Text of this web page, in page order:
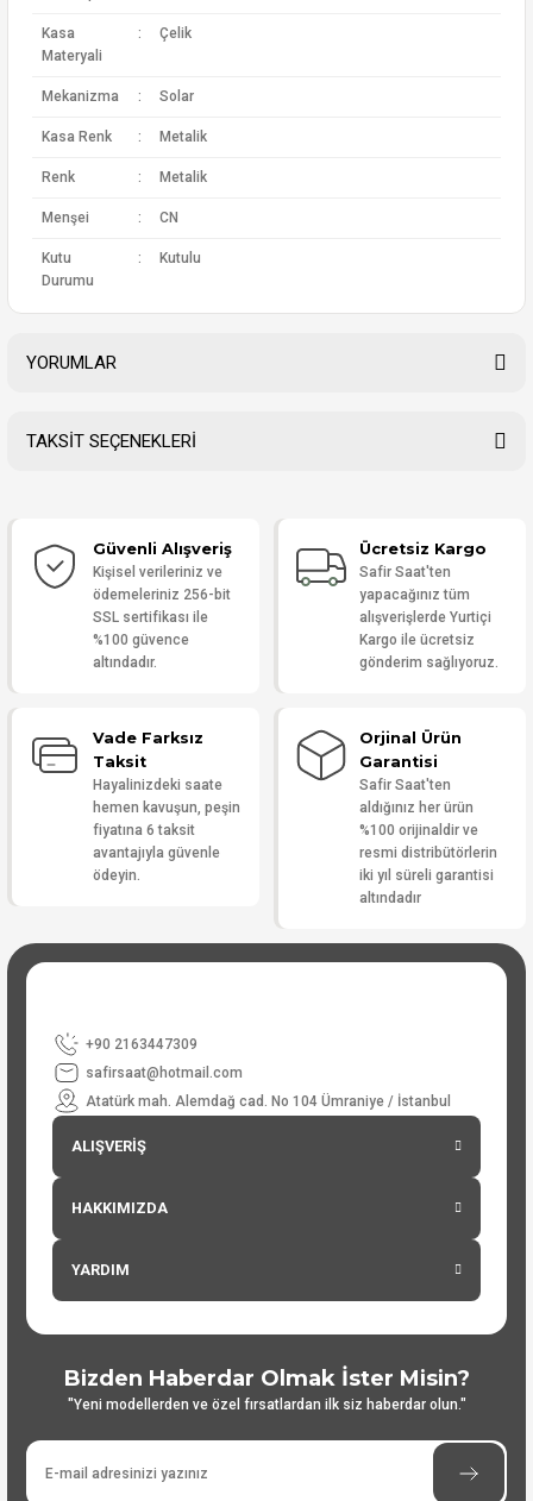
Kasa
Materyali
: Çelik
Mekanizma : Solar
Kasa Renk : Metalik
Renk : Metalik
Menşei : CN
Kutu
Durumu
: Kutulu
YORUMLAR
Yorum Yaz
TAKSİT SEÇENEKLERİ
Güvenli Alışveriş
Kişisel verileriniz ve
ödemeleriniz 256-bit
SSL sertifikası ile
%100 güvence
altındadır.
Ücretsiz Kargo
Safir Saat'ten
yapacağınız tüm
alışverişlerde Yurtiçi
Kargo ile ücretsiz
gönderim sağlıyoruz.
Vade Farksız
Taksit
Hayalinizdeki saate
hemen kavuşun, peşin
fiyatına 6 taksit
avantajıyla güvenle
ödeyin.
Orjinal Ürün
Garantisi
Safir Saat'ten
aldığınız her ürün
%100 orijinaldir ve
resmi distribütörlerin
iki yıl süreli garantisi
altındadır
+90 2163447309
safirsaat@hotmail.com
Atatürk mah. Alemdağ cad. No 104 Ümraniye / İstanbul
ALIŞVERİŞ
HAKKIMIZDA
YARDIM
Bizden Haberdar Olmak İster Misin?
"Yeni modellerden ve özel fırsatlardan ilk siz haberdar olun."